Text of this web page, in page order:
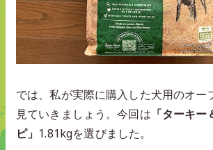
では、私が実際に購入した犬用のオー
見ていきましょう。今回は 「ターキ
ピ」 1.81kgを選びました。